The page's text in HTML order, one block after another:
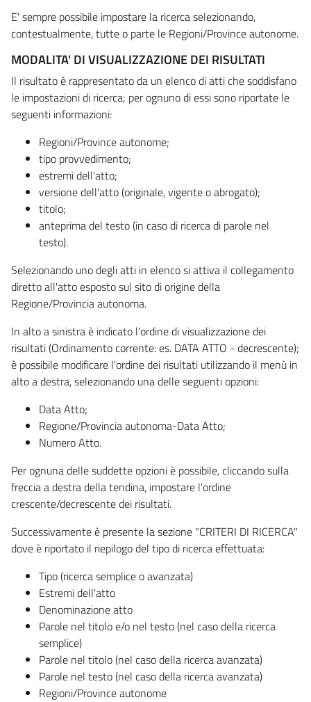
E' sempre possibile impostare la ricerca selezionando,
contestualmente, tutte o parte le Regioni/Province autonome.
MODALITA' DI VISUALIZZAZIONE DEI RISULTATI
Il risultato è rappresentato da un elenco di atti che soddisfano
le impostazioni di ricerca; per ognuno di essi sono riportate le
seguenti informazioni:
Regioni/Province autonome;
tipo provvedimento;
estremi dell'atto;
versione dell'atto (originale, vigente o abrogato);
titolo;
anteprima del testo (in caso di ricerca di parole nel
testo).
Selezionando uno degli atti in elenco si attiva il collegamento
diretto all'atto esposto sul sito di origine della
Regione/Provincia autonoma.
In alto a sinistra è indicato l'ordine di visualizzazione dei
risultati (Ordinamento corrente: es. DATA ATTO - decrescente);
è possibile modificare l'ordine dei risultati utilizzando il menù in
alto a destra, selezionando una delle seguenti opzioni:
Data Atto;
Regione/Provincia autonoma-Data Atto;
Numero Atto.
Per ognuna delle suddette opzioni è possibile, cliccando sulla
freccia a destra della tendina, impostare l'ordine
crescente/decrescente dei risultati.
Successivamente è presente la sezione "CRITERI DI RICERCA"
dove è riportato il riepilogo del tipo di ricerca effettuata:
Tipo (ricerca semplice o avanzata)
Estremi dell'atto
Denominazione atto
Parole nel titolo e/o nel testo (nel caso della ricerca
semplice)
Parole nel titolo (nel caso della ricerca avanzata)
Parole nel testo (nel caso della ricerca avanzata)
Regioni/Province autonome